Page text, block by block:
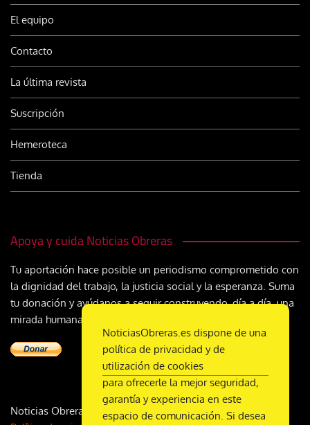
El equipo
Contacto
La última revista
Suscripción
Hemeroteca
Tienda
Apoya y cuida Noticias Obreras
Tu aportación hace posible un periodismo comprometido con
la dignidad del trabajo, la justicia social y la esperanza. Suma
tu donación y ayúdanos a seguir construyendo, día a día, una
mirada humana y cristiana sobre el mundo del trabajo
Noticias Obreras | DL M-2359-1958 | ISSN 2340-9231 |
NoticiasObreras.es dispone de una
política de privacidad y de
utilización de cookies
para ofrecerle la mejor seguridad,
garantía y experiencia en este
espacio de comunicación. Si desea